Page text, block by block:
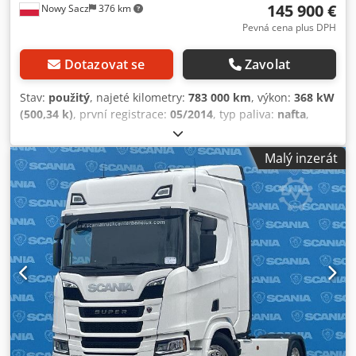
Nowy Sacz 376 km 145 900 €
Pevná cena plus DPH
Dotazovat se Zavolat
Stav: použitý, najeté kilometry: 783 000 km, výkon: 368 kW
(500,34 k), první registrace: 05/2014, typ paliva: nafta,
, konfigurace náprav:
nápravy, brzdy:retardér, barva:bílý, typ převodu:
mechanický, délka ložné plochy:6 200 mm, šířka ložného
prostoru:2 530 mm, výška ložného prostoru:600 mm , Rok
výroby:2014 , Vybavení:ABS, jeřáb
, Scania R 500 / 8x4
Platforma 6,20 m + JEŘÁB + DÁLKOVÉ OVLÁDÁNÍ
Importováno / Bez nehody VE VELMI DOBRÉM STAVU! ? ROK
VÝROBY: 2014 ? NAJETO: 783 000 km VÝBAVA: ? ABS ? EL.
OKNA ? KLIMATIZACE ? POSILOVAČ ŘÍZENÍ ? TACHOGRAF
LOŽNÁ PLOCHA: 620 x 253 x 60 cm CELKOVÁ HMOTNOST:
32 000 kg ROZMĚR PNEU: 315/82R22,5 ROZVOR:
190/355/135 cm PODVOZEK: PRUŽINOVÝ JEŘÁB: PALFINGER
PK 88002 - EH G + DÁLKOVÉ OVLÁDÁNÍ TEL.: KUBA -
POLSKY, ANGLICKY, NĚMECKY, ITALSKY SEBASTIAN -
Malý inzerát